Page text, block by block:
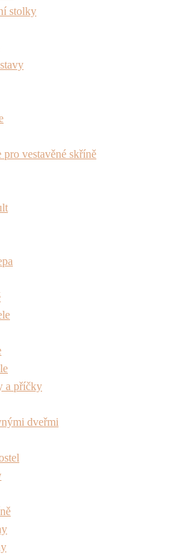
stolky
pro vestavěné skříně
a příčky
dveřmi